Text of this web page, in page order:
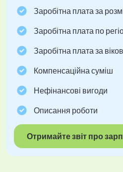
Заробітна плата за
Заробітна плата по
Заробітна плата за
Компенсаційна суміш
Нефінансові вигоди
Описання роботи
Отримайте звіт про